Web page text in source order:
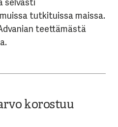
selvästi
tutkituissa maissa.
teettämästä
korostuu